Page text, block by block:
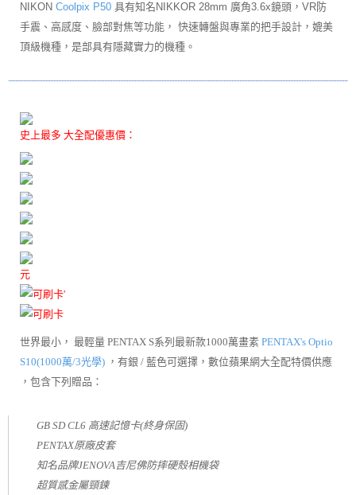
NIKON Coolpix P50 具有知名 NIKKOR 28mm 廣角3.6x鏡頭，VR防
手震、高感度、臉部對焦等功能， 快速轉盤與專業的把手設計，媲美
頂級機種，是部具有隱藏實力的機種。
史上最多 大全配優惠價：
元
世界最小， 最輕量 PENTAX S系列最新款1000萬畫素 PENTAX's Optio
S10(1000萬/3光學) ，有銀 / 藍色可選擇 ，數位蘋果網大全配特價供應
，包含下列贈品：
GB SD CL6 高速記憶卡(終身保固)
PENTAX原廠皮套
知名品牌JENOVA吉尼佛防摔硬殼相機袋
超質感金屬頸鍊